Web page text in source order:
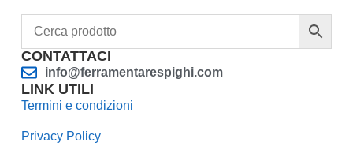
CONTATTACI
info@ferramentarespighi.com
LINK UTILI
Termini e condizioni
Privacy Policy